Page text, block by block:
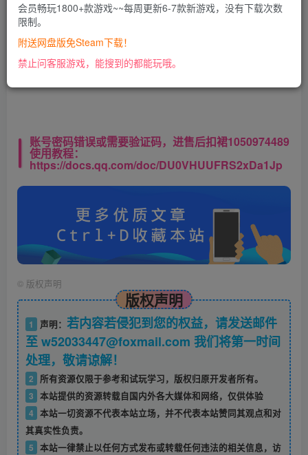
此处内容已隐藏，VIP会员可见
请登录后查看特权
账号密码错误或需要验证码，进售后扣裙1050974489
使用教程：
https://docs.qq.com/doc/DU0VHUUFRS2xDa1Jp
© 版权声明
版权声明
1 声明： 若内容若侵犯到您的权益，请发送邮件
至 w52033447@foxmail.com 我们将第一时间
处理，敬请谅解！
2
所有资源仅限于参考和试玩学习，版权归原开发者所有。
3 本站提供的资源转载自国内外各大媒体和网络，仅供体验
4 本站一切资源不代表本站立场，并不代表本站赞同其观点和对
其真实性负责。
5 本站一律禁止以任何方式发布或转载任何违法的相关信息，访
会员畅玩1800+款游戏~~每周更新6-7款新游戏，没有下载次数
限制。
附送网盘版免Steam下载！
禁止问客服游戏，能搜到的都能玩哦。